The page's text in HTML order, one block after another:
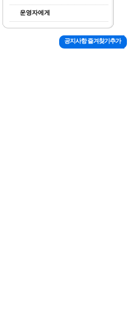
운영자에게
공지사항 즐겨찾기추가